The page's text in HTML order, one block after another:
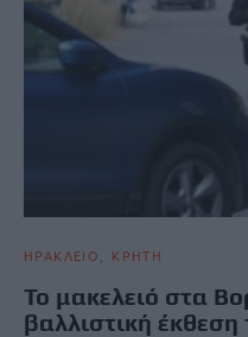
ΗΡΑΚΛΕΙΟ ΚΡΗΤΗ
Το μακελειό στα
βαλλιστική